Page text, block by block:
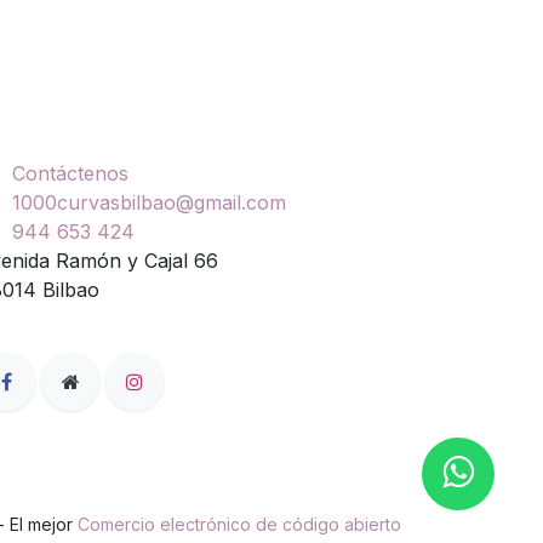
Contáctenos
1000curvasbilbao@gmail.com
944 653 424
Ramón y Cajal 66
Bilbao
El mejor Comercio electrónico de código abierto